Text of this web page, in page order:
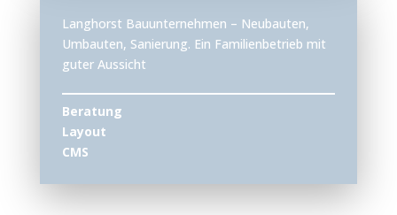
Langhorst Bauunternehmen – Neubauten,
Umbauten, Sanierung. Ein Familienbetrieb mit
guter Aussicht
Beratung
Layout
CMS